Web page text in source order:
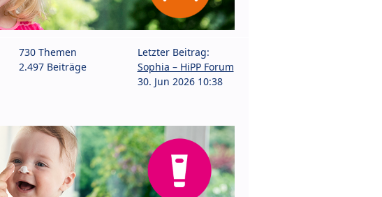
730 Themen
2.497 Beiträge
Letzter Beitrag:
Sophia – HiPP Forum
30. Jun 2026 10:38